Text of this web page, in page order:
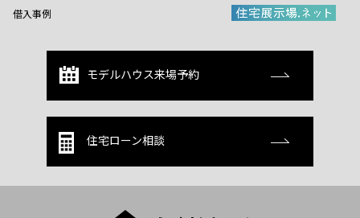
借入事例
モデルハウス来場予約
住宅ローン相談